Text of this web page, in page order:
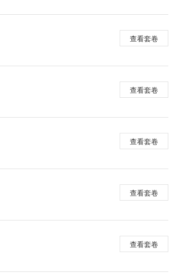
查看套卷
查看套卷
查看套卷
查看套卷
查看套卷